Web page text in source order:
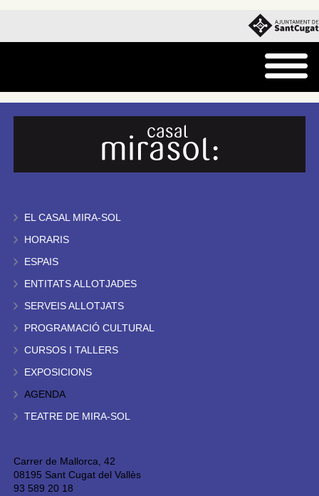
EL CASAL MIRA-SOL
HORARIS
ESPAIS
ENTITATS ALLOTJADES
SERVEIS ALLOTJATS
PROGRAMACIÓ CULTURAL
CURSOS I TALLERS
EXPOSICIONS
AGENDA
TEATRE DE MIRA-SOL
Carrer de Mallorca, 42
08195 Sant Cugat del Vallès
93 589 20 18